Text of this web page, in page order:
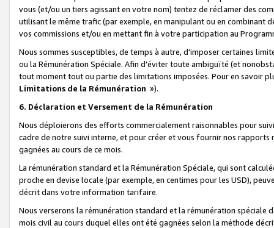
vous (et/ou un tiers agissant en votre nom) tentez de réclamer des
utilisant le même trafic (par exemple, en manipulant ou en combinant
vos commissions et/ou en mettant fin à votre participation au
Nous sommes susceptibles, de temps à autre, d'imposer certaines
ou la Rémunération Spéciale. Afin d'éviter toute ambiguïté (et
tout moment tout ou partie des limitations imposées. Pour en savoir
Limitations de la Rémunération »).
6. Déclaration et Versement de la Rémunération
Nous déploierons des efforts commercialement raisonnables pour
cadre de notre suivi interne, et pour créer et vous fournir nos
gagnées au cours de ce mois.
La rémunération standard et la Rémunération Spéciale, qui sont
proche en devise locale (par exemple, en centimes pour les USD),
décrit dans votre information tarifaire.
Nous verserons la rémunération standard et la rémunération spéciale
mois civil au cours duquel elles ont été gagnées selon la méthode